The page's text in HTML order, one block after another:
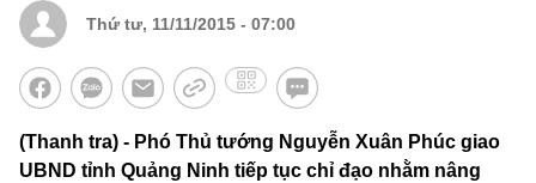
Thứ tư, 11/11/2015 - 07:00
(Thanh tra) - Phó Thủ tướng Nguyễn Xuân Phúc giao
UBND tỉnh Quảng Ninh tiếp tục chỉ đạo nhằm nâng